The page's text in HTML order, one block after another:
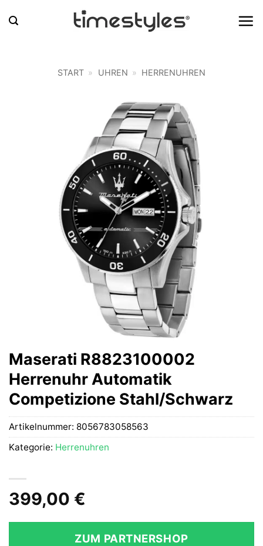
Inhalt
START » UHREN » HERRENUHREN
Maserati R8823100002
Herrenuhr Automatik
Competizione Stahl/Schwarz
399,00 €
ZUM PARTNERSHOP
Artikelnummer: 8056783058563
Kategorie: Herrenuhren